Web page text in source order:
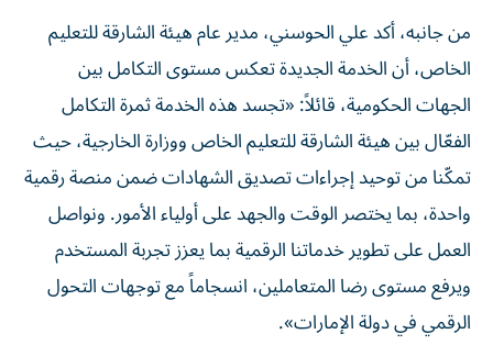
من جانبه، أكد علي الحوسني، مدير عام هيئة الشارقة للتعليم
الخاص، أن الخدمة الجديدة تعكس مستوى التكامل بين
الجهات الحكومية، قائلاً: «تجسد هذه الخدمة ثمرة التكامل
الفعّال بين هيئة الشارقة للتعليم الخاص ووزارة الخارجية، حيث
تمكّنا من توحيد إجراءات تصديق الشهادات ضمن منصة رقمية
واحدة، بما يختصر الوقت والجهد على أولياء الأمور. ونواصل
العمل على تطوير خدماتنا الرقمية بما يعزز تجربة المستخدم
ويرفع مستوى رضا المتعاملين، انسجاماً مع توجهات التحول
الرقمي في دولة الإمارات».